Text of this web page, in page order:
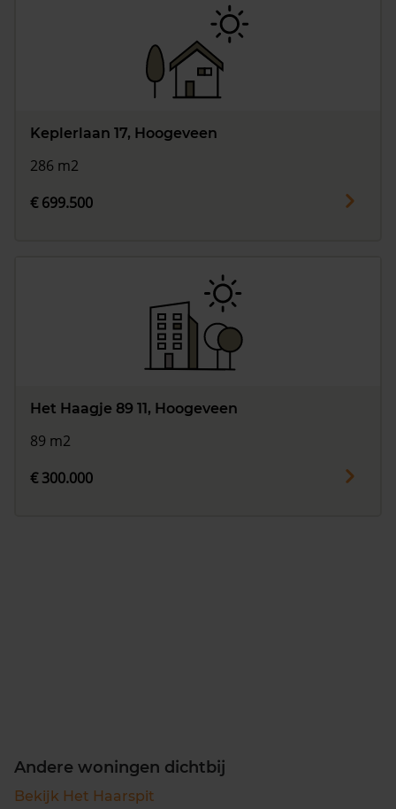
Keplerlaan 17, Hoogeveen
286 m2
€ 699.500
Het Haagje 89 11, Hoogeveen
89 m2
€ 300.000
Andere woningen dichtbij
Bekijk Het Haarspit